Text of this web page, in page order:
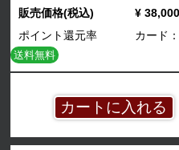
販売価格(税込)
¥
ポイント還元率
カード
送料無料